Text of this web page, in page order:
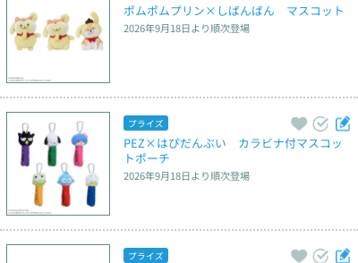
ポムポムプリン×しばんばん　マスコット
2026年9月18日より順次登場
プライズ
PEZ×はぴだんぶい　カラビナ付マスコッ
トポーチ
2026年9月18日より順次登場
プライズ